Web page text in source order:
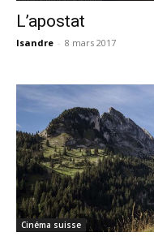
L’apostat
Isandre - 8 mars 2017
Cinéma suisse